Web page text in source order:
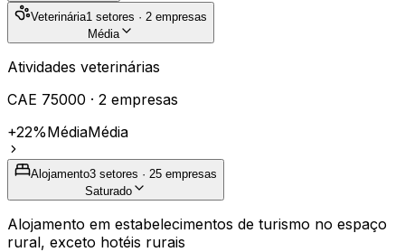
Veterinária1 setores · 2 empresas
Média
Atividades veterinárias
CAE 75000 · 2 empresas
+22%MédiaMédia
Alojamento3 setores · 25 empresas
Saturado
Alojamento em estabelecimentos de turismo no espaço
rural, exceto hotéis rurais